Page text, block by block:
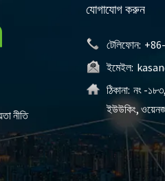
নীতি
যোগাযোগ করুন
টেলিফোন:
ইমেইল:
ঠিকানা: নং -
ইউউকিং,